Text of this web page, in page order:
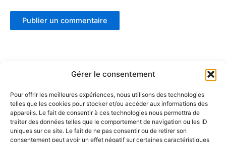
Gérer le consentement
Pour offrir les meilleures expériences, nous utilisons des technologies
telles que les cookies pour stocker et/ou accéder aux informations des
appareils. Le fait de consentir à ces technologies nous permettra de
traiter des données telles que le comportement de navigation ou les ID
uniques sur ce site. Le fait de ne pas consentir ou de retirer son
consentement peut avoir un effet négatif sur certaines caractéristiques
Partenaires :
LaMaisonDuDonut